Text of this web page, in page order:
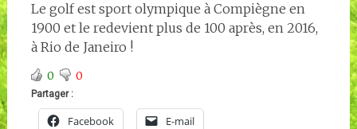
Le golf est sport olympique à Compiègne en
1900 et le redevient plus de 100 après, en 2016,
à Rio de Janeiro !
0 0
Partager :
Facebook E-mail